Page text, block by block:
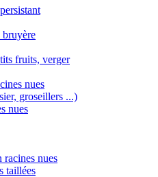
bruyère
fruits, verger
nues
groseillers ...)
nues
racines nues
taillées